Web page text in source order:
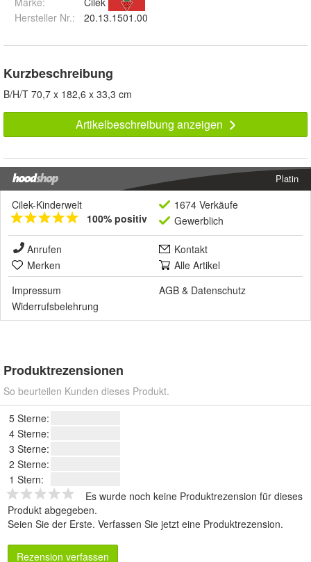
Hersteller Nr.:
20.13.1501.00
Kurzbeschreibung
B/H/T 70,7 x 182,6 x 33,3 cm
Artikelbeschreibung anzeigen
Platin
Cilek-Kinderwelt
100% positiv
1674 Verkäufe
Gewerblich
Anrufen
Kontakt
Merken
Alle Artikel
Impressum
AGB & Datenschutz
Widerrufsbelehrung
Produktrezensionen
So beurteilen Kunden dieses Produkt.
5 Sterne:
4 Sterne:
3 Sterne:
2 Sterne:
1 Stern:
Es wurde noch keine Produktrezension für dieses
Produkt abgegeben.
Seien Sie der Erste. Verfassen Sie jetzt eine Produktrezension.
Rezension verfassen